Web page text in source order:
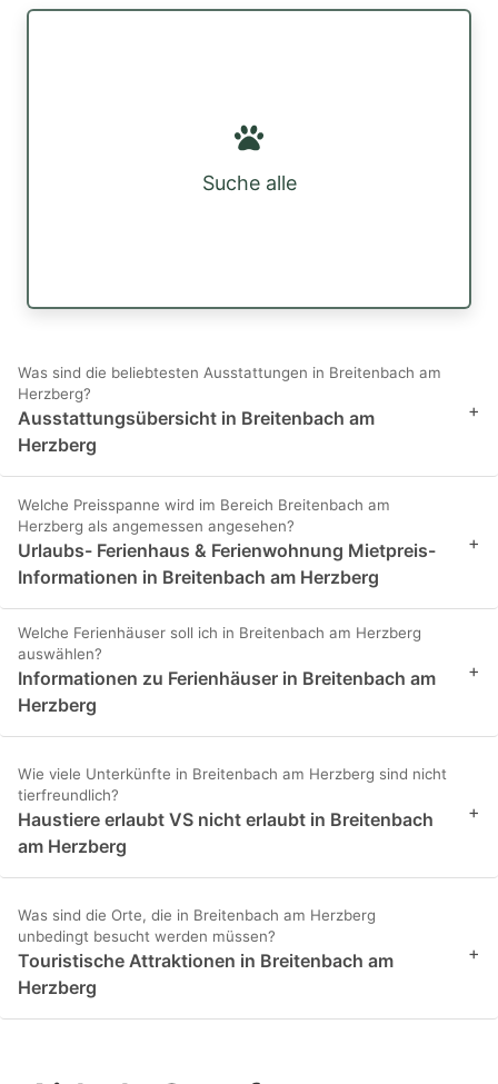
Suche alle
Was sind die beliebtesten Ausstattungen in Breitenbach am
Herzberg?
Ausstattungsübersicht in Breitenbach am
Herzberg
+
Welche Preisspanne wird im Bereich Breitenbach am
Herzberg als angemessen angesehen?
Urlaubs- Ferienhaus & Ferienwohnung Mietpreis-
Informationen in Breitenbach am Herzberg
+
Welche Ferienhäuser soll ich in Breitenbach am Herzberg
auswählen?
Informationen zu Ferienhäuser in Breitenbach am
Herzberg
+
Wie viele Unterkünfte in Breitenbach am Herzberg sind nicht
tierfreundlich?
Haustiere erlaubt VS nicht erlaubt in Breitenbach
am Herzberg
+
Was sind die Orte, die in Breitenbach am Herzberg
unbedingt besucht werden müssen?
Touristische Attraktionen in Breitenbach am
Herzberg
+